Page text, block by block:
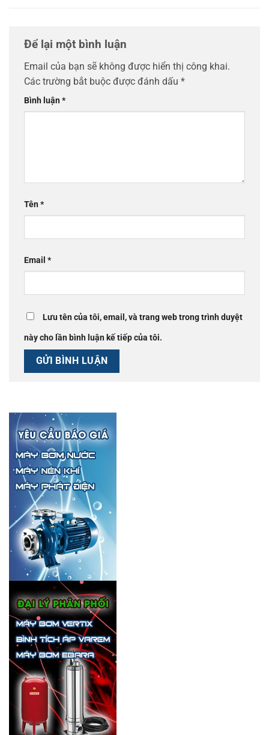
Để lại một bình luận
Email của bạn sẽ không được hiển thị công khai.
Các trường bắt buộc được đánh dấu *
Bình luận*
Tên*
Email *
Lưu tên của tôi, email, và trang web trong trình duyệt
này cho lần bình luận kế tiếp của tôi.